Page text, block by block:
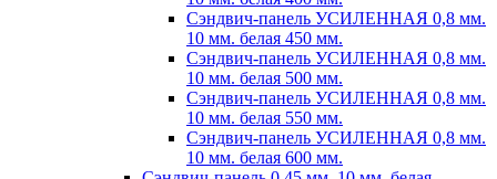
Сэндвич-панель УСИЛЕННАЯ 0,8 мм.
10 мм. белая 450 мм.
Сэндвич-панель УСИЛЕННАЯ 0,8 мм.
10 мм. белая 500 мм.
Сэндвич-панель УСИЛЕННАЯ 0,8 мм.
10 мм. белая 550 мм.
Сэндвич-панель УСИЛЕННАЯ 0,8 мм.
10 мм. белая 600 мм.